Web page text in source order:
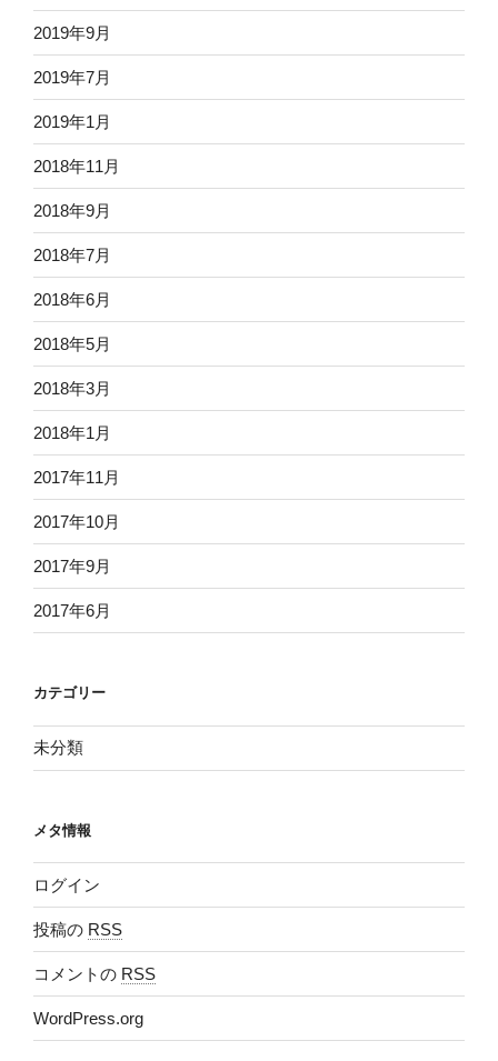
2019年9月
2019年7月
2019年1月
2018年11月
2018年9月
2018年7月
2018年6月
2018年5月
2018年3月
2018年1月
2017年11月
2017年10月
2017年9月
2017年6月
カテゴリー
未分類
メタ情報
ログイン
投稿の RSS
コメントの RSS
WordPress.org